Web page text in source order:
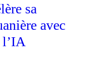
sa
avec
l’IA